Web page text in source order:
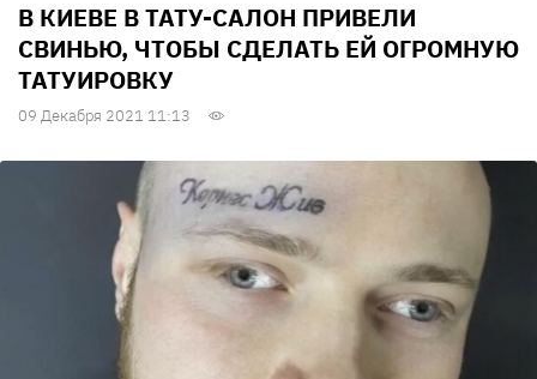
В КИЕВЕ В ТАТУ-САЛОН ПРИВЕЛИ
СВИНЬЮ, ЧТОБЫ СДЕЛАТЬ ЕЙ ОГРОМНУЮ
ТАТУИРОВКУ
09 Декабря 2021 11:13